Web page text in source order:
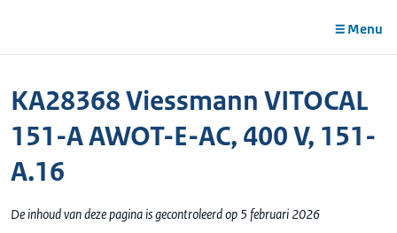
Menu
KA28368 Viessmann VITOCAL
151-A AWOT-E-AC, 400 V, 151-
A.16
De inhoud van deze pagina is gecontroleerd op 5 februari 2026